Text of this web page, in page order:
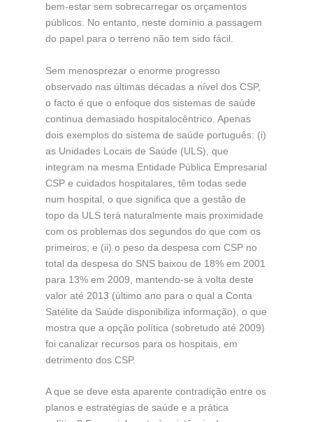
bem-estar sem sobrecarregar os orçamentos
públicos. No entanto, neste domínio a passagem
do papel para o terreno não tem sido fácil.
Sem menosprezar o enorme progresso
observado nas últimas décadas a nível dos CSP,
o facto é que o enfoque dos sistemas de saúde
continua demasiado hospitalocêntrico. Apenas
dois exemplos do sistema de saúde português: (i)
as Unidades Locais de Saúde (ULS), que
integram na mesma Entidade Pública Empresarial
CSP e cuidados hospitalares, têm todas sede
num hospital, o que significa que a gestão de
topo da ULS terá naturalmente mais proximidade
com os problemas dos segundos do que com os
primeiros; e (ii) o peso da despesa com CSP no
total da despesa do SNS baixou de 18% em 2001
para 13% em 2009, mantendo-se à volta deste
valor até 2013 (último ano para o qual a Conta
Satélite da Saúde disponibiliza informação), o que
mostra que a opção política (sobretudo até 2009)
foi canalizar recursos para os hospitais, em
detrimento dos CSP.
A que se deve esta aparente contradição entre os
planos e estratégias de saúde e a prática